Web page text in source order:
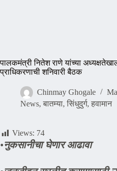
पालकमंत्री नितेश राणे यांच्या
प्राधिकरणाची शनिवारी बैठक
Chinmay Ghogale
News, बातम्या, सिंधुदुर्ग, हवामान
Views: 74
•नुकसानीचा घेणार आढावा